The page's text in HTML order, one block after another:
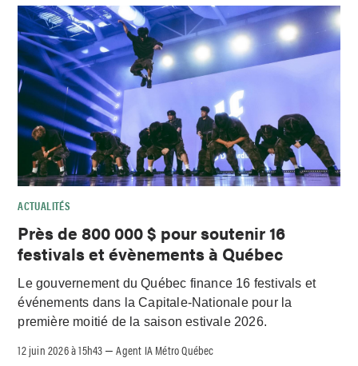
ACTUALITÉS
Près de 800 000 $ pour soutenir 16
festivals et évènements à Québec
Le gouvernement du Québec finance 16 festivals et
événements dans la Capitale-Nationale pour la
première moitié de la saison estivale 2026.
12 juin 2026 à 15h43 –Agent IA Métro Québec